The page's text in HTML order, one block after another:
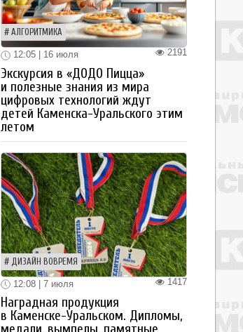
АЛГОРИТМИКА
2191
12:05 | 16 июля
Экскурсия в «ДОДО Пицца»
и полезные знания из мира
цифровых технологий ждут
детей Каменска-Уральского этим
летом
ДИЗАЙН ВОВРЕМЯ
1417
12:08 | 7 июля
Наградная продукция
в Каменске-Уральском. Дипломы,